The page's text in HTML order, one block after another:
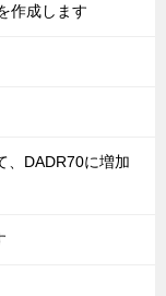
作成します
、DADR70に増加